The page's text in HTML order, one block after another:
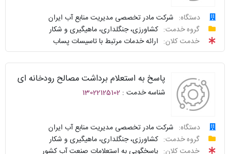
دستگاه:
شرکت مادر تخصصی مدیریت منابع آب ایران
گروه خدمت:
کشاورزی، جنگلداری، ماهیگیری و شکار
خدمت کلان:
ارائه خدمات مرتبط با تاسیسات پساب
درخواست
پیگیری
واحد
پاسخگو
توافقنامه
پاسخ به استعلام برداشت مصالح رودخانه ای
شناسه خدمت : 13022125102
دستگاه:
شرکت مادر تخصصی مدیریت منابع آب ایران
گروه خدمت:
کشاورزی، جنگلداری، ماهیگیری و شکار
خدمت کلان:
پاسخگویی به استعلامات صنعت آب کشور
درخواست